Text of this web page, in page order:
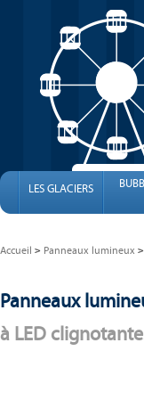
LES GLACIERS
Accueil Panneaux lumineux
Panneaux
à LED